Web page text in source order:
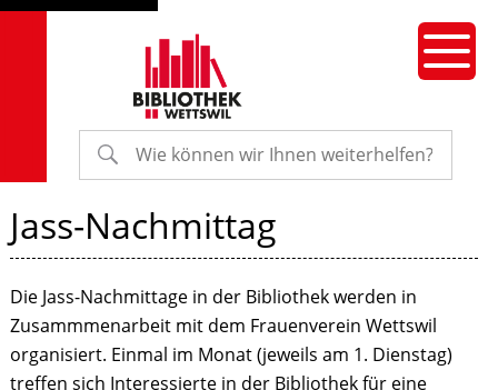
Navigieren in Bibliothek
Schnellnavigation
Hauptnavigation Mobile
Menu
Suchbegriff
Suche starten
Jass-Nachmittag
Die Jass-Nachmittage in der Bibliothek werden in
Zusammmenarbeit mit dem Frauenverein Wettswil
organisiert. Einmal im Monat (jeweils am 1. Dienstag)
treffen sich Interessierte in der Bibliothek für eine